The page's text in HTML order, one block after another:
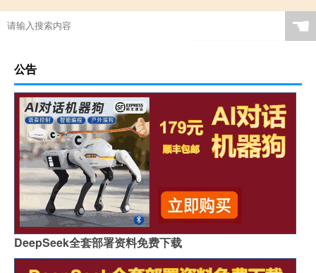
☚
公告
DeepSeek全套部署资料免费下载